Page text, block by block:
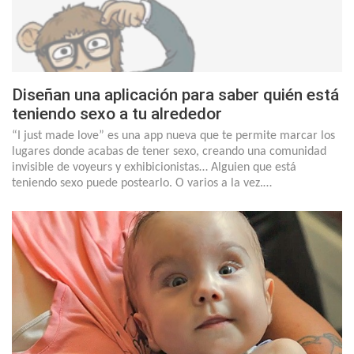
Diseñan una aplicación para saber quién está
teniendo sexo a tu alrededor
“I just made love” es una app nueva que te permite marcar los
lugares donde acabas de tener sexo, creando una comunidad
invisible de voyeurs y exhibicionistas… Alguien que está
teniendo sexo puede postearlo. O varios a la vez.…